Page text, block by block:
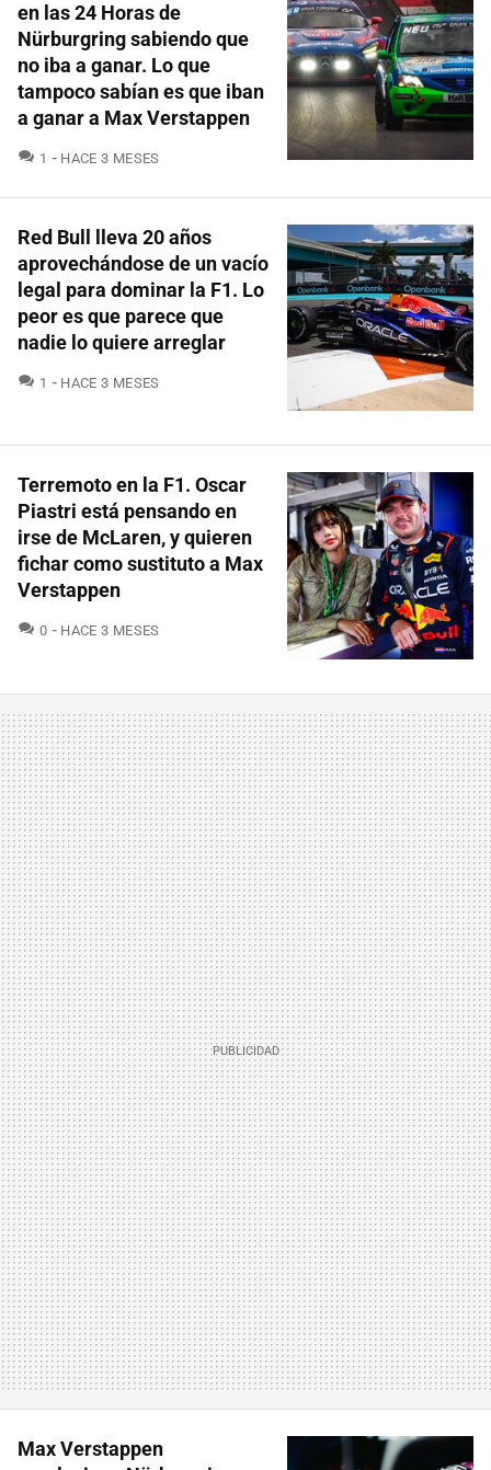
en las 24 Horas de
Nürburgring sabiendo que
no iba a ganar. Lo que
tampoco sabían es que iban
a ganar a Max Verstappen
1 COMENTARIOS
HACE 3 MESES
Red Bull lleva 20 años
aprovechándose de un vacío
legal para dominar la F1. Lo
peor es que parece que
nadie lo quiere arreglar
1 COMENTARIOS
HACE 3 MESES
Terremoto en la F1. Oscar
Piastri está pensando en
irse de McLaren, y quieren
fichar como sustituto a Max
Verstappen
0 COMENTARIOS
HACE 3 MESES
Max Verstappen